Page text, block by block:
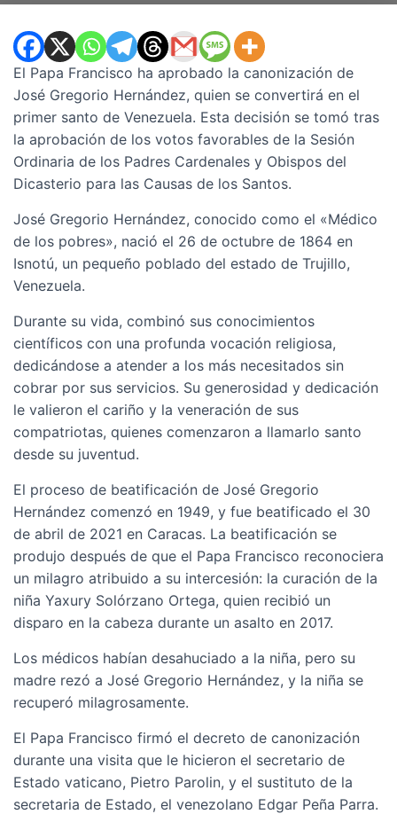
El Papa Francisco ha aprobado la canonización de
José Gregorio Hernández, quien se convertirá en el
primer santo de Venezuela. Esta decisión se tomó tras
la aprobación de los votos favorables de la Sesión
Ordinaria de los Padres Cardenales y Obispos del
Dicasterio para las Causas de los Santos.
José Gregorio Hernández, conocido como el «Médico
de los pobres», nació el 26 de octubre de 1864 en
Isnotú, un pequeño poblado del estado de Trujillo,
Venezuela.
Durante su vida, combinó sus conocimientos
científicos con una profunda vocación religiosa,
dedicándose a atender a los más necesitados sin
cobrar por sus servicios. Su generosidad y dedicación
le valieron el cariño y la veneración de sus
compatriotas, quienes comenzaron a llamarlo santo
desde su juventud.
El proceso de beatificación de José Gregorio
Hernández comenzó en 1949, y fue beatificado el 30
de abril de 2021 en Caracas. La beatificación se
produjo después de que el Papa Francisco reconociera
un milagro atribuido a su intercesión: la curación de la
niña Yaxury Solórzano Ortega, quien recibió un
disparo en la cabeza durante un asalto en 2017.
Los médicos habían desahuciado a la niña, pero su
madre rezó a José Gregorio Hernández, y la niña se
recuperó milagrosamente.
El Papa Francisco firmó el decreto de canonización
durante una visita que le hicieron el secretario de
Estado vaticano, Pietro Parolin, y el sustituto de la
secretaria de Estado, el venezolano Edgar Peña Parra.